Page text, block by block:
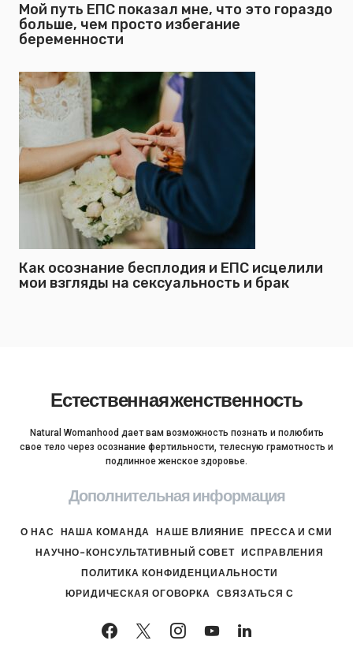
Мой путь ЕПС показал мне, что это гораздо
больше, чем просто избегание
беременности
Как осознание бесплодия и ЕПС исцелили
мои взгляды на сексуальность и брак
Естественная женственность
Natural Womanhood дает вам возможность познать и полюбить
свое тело через осознание фертильности, телесную грамотность и
подлинное женское здоровье.
Дополнительная информация
О НАС НАША КОМАНДА НАШЕ ВЛИЯНИЕ
ПРЕССА И СМИ
НАУЧНО-КОНСУЛЬТАТИВНЫЙ СОВЕТ ИСПРАВЛЕНИЯ
ПОЛИТИКА КОНФИДЕНЦИАЛЬНОСТИ
ЮРИДИЧЕСКАЯ ОГОВОРКА
СВЯЗАТЬСЯ С